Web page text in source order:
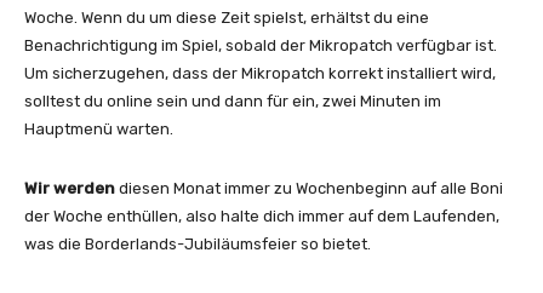
Woche. Wenn du um diese Zeit spielst, erhältst du eine
Benachrichtigung im Spiel, sobald der Mikropatch verfügbar ist.
Um sicherzugehen, dass der Mikropatch korrekt installiert wird,
solltest du online sein und dann für ein, zwei Minuten im
Hauptmenü warten.
Wir werden diesen Monat immer zu Wochenbeginn auf alle Boni
der Woche enthüllen, also halte dich immer auf dem Laufenden,
was die Borderlands-Jubiläumsfeier so bietet.